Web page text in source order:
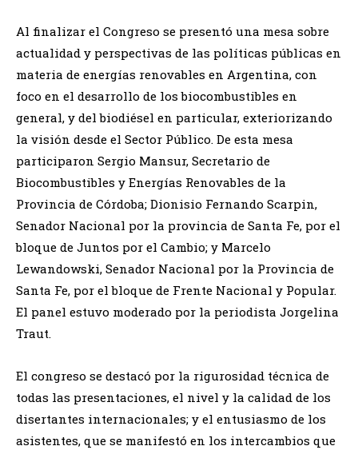
Al finalizar el Congreso se presentó una mesa sobre
actualidad y perspectivas de las políticas públicas en
materia de energías renovables en Argentina, con
foco en el desarrollo de los biocombustibles en
general, y del biodiésel en particular, exteriorizando
la visión desde el Sector Público. De esta mesa
participaron Sergio Mansur, Secretario de
Biocombustibles y Energías Renovables de la
Provincia de Córdoba; Dionisio Fernando Scarpin,
Senador Nacional por la provincia de Santa Fe, por el
bloque de Juntos por el Cambio; y Marcelo
Lewandowski, Senador Nacional por la Provincia de
Santa Fe, por el bloque de Frente Nacional y Popular.
El panel estuvo moderado por la periodista Jorgelina
Traut.
El congreso se destacó por la rigurosidad técnica de
todas las presentaciones, el nivel y la calidad de los
disertantes internacionales; y el entusiasmo de los
asistentes, que se manifestó en los intercambios que